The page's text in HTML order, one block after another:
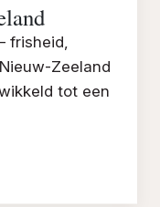
frisheid,
Zeeland
tot een